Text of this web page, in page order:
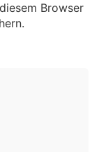
Browser